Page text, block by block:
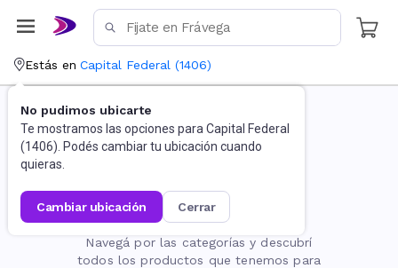
Estás en Capital Federal (1406)
No pudimos ubicarte
Te mostramos las opciones para Capital Federal
(1406). Podés cambiar tu ubicación cuando
quieras.
cambiar ubicación cerrar
La página no existe
Navegá por las categorías y descubrí
todos los productos que tenemos para